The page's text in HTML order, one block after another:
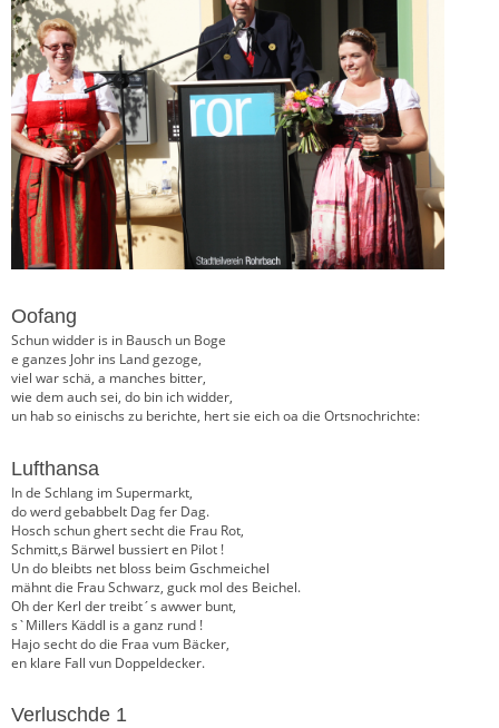
Oofang
Schun widder is in Bausch un Boge
e ganzes Johr ins Land gezoge,
viel war schä, a manches bitter,
wie dem auch sei, do bin ich widder,
un hab so einischs zu berichte, hert sie eich oa die Ortsnochrichte:
Lufthansa
In de Schlang im Supermarkt,
do werd gebabbelt Dag fer Dag.
Hosch schun ghert secht die Frau Rot,
Schmitt,s Bärwel bussiert en Pilot !
Un do bleibts net bloss beim Gschmeichel
mähnt die Frau Schwarz, guck mol des Beichel.
Oh der Kerl der treibt´s awwer bunt,
s`Millers Käddl is a ganz rund !
Hajo secht do die Fraa vum Bäcker,
en klare Fall vun Doppeldecker.
Verluschde 1